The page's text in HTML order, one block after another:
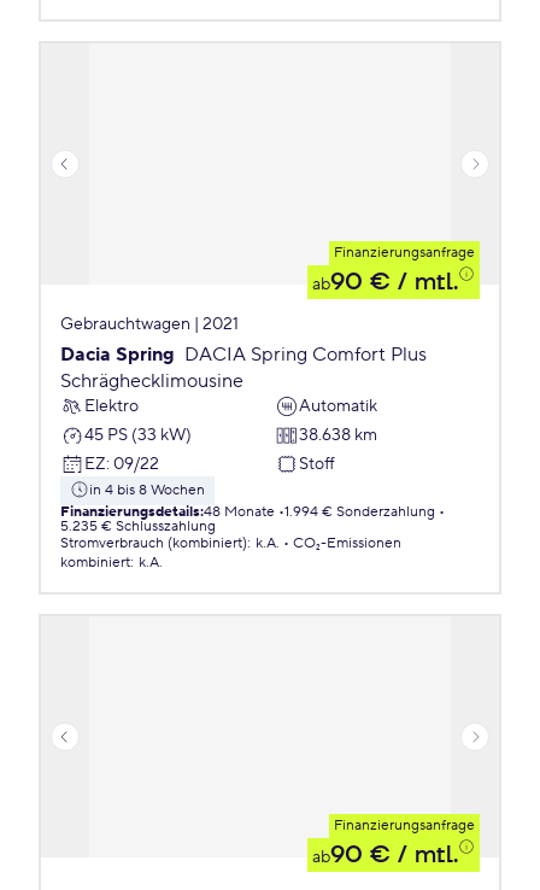
Finanzierungsanfrage
ab90 € / mtl.
Gebrauchtwagen | 2021
Dacia Spring DACIA Spring Comfort Plus
Schräghecklimousine
Elektro
Automatik
45 PS (33 kW)
38.638 km
EZ: 09/22 Stoff
in 4 bis 8 Wochen
Finanzierungsdetails:48 Monate 1.994 € Sonderzahlung
5.235 € Schlusszahlung
Stromverbrauch (kombiniert): k.A.
CO₂-Emissionen
kombiniert: k.A.
Finanzierungsanfrage
ab90 € / mtl.